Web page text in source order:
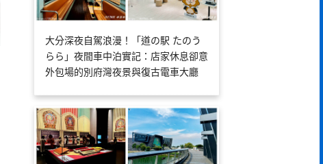
大分深夜自駕浪漫！「道の駅 たのう
らら」夜間車中泊實記：店家休息卻意
外包場的別府灣夜景與復古電車大廳